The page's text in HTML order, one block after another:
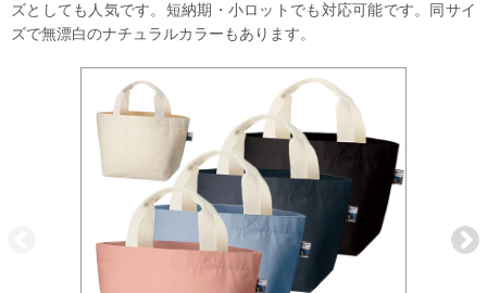
ズとしても人気です。短納期・小ロットでも対応可能です。同サイ
ズで無漂白のナチュラルカラーもあります。